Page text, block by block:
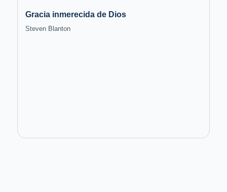
Gracia inmerecida de Dios
Steven Blanton